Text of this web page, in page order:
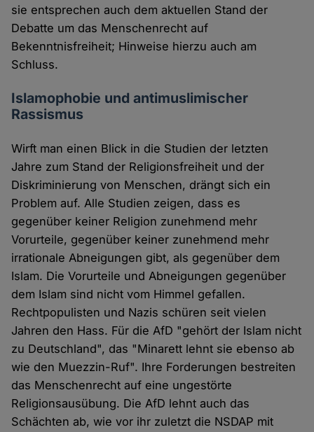
sie entsprechen auch dem aktuellen Stand der
Debatte um das Menschenrecht auf
Bekenntnisfreiheit; Hinweise hierzu auch am
Schluss.
Islamophobie und antimuslimischer
Rassismus
Wirft man einen Blick in die Studien der letzten
Jahre zum Stand der Religionsfreiheit und der
Diskriminierung von Menschen, drängt sich ein
Problem auf. Alle Studien zeigen, dass es
gegenüber keiner Religion zunehmend mehr
Vorurteile, gegenüber keiner zunehmend mehr
irrationale Abneigungen gibt, als gegenüber dem
Islam. Die Vorurteile und Abneigungen gegenüber
dem Islam sind nicht vom Himmel gefallen.
Rechtpopulisten und Nazis schüren seit vielen
Jahren den Hass. Für die AfD "gehört der Islam nicht
zu Deutschland", das "Minarett lehnt sie ebenso ab
wie den Muezzin-Ruf". Ihre Forderungen bestreiten
das Menschenrecht auf eine ungestörte
Religionsausübung. Die AfD lehnt auch das
Schächten ab, wie vor ihr zuletzt die NSDAP mit